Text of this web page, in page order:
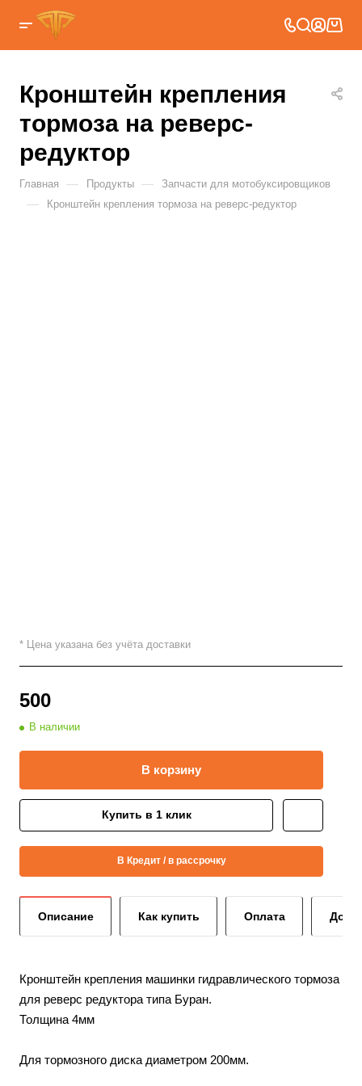
Кронштейн крепления
тормоза на реверс-
редуктор
Главная — Продукты — Запчасти для мотобуксировщиков
— Кронштейн крепления тормоза на реверс-редуктор
* Цена указана без учёта доставки
500
В наличии
В корзину
Купить в 1 клик
В Кредит / в рассрочку
Описание Как купить Оплата
Кронштейн крепления машинки гидравлического тормоза
для реверс редуктора типа Буран.
Толщина 4мм
Для тормозного диска диаметром 200мм.